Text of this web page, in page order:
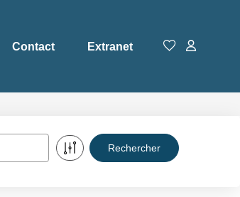
Contact Extranet